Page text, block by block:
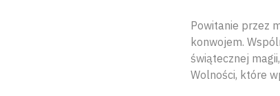
Powitanie przez
konwojem.
świątecznej
Wolności, które